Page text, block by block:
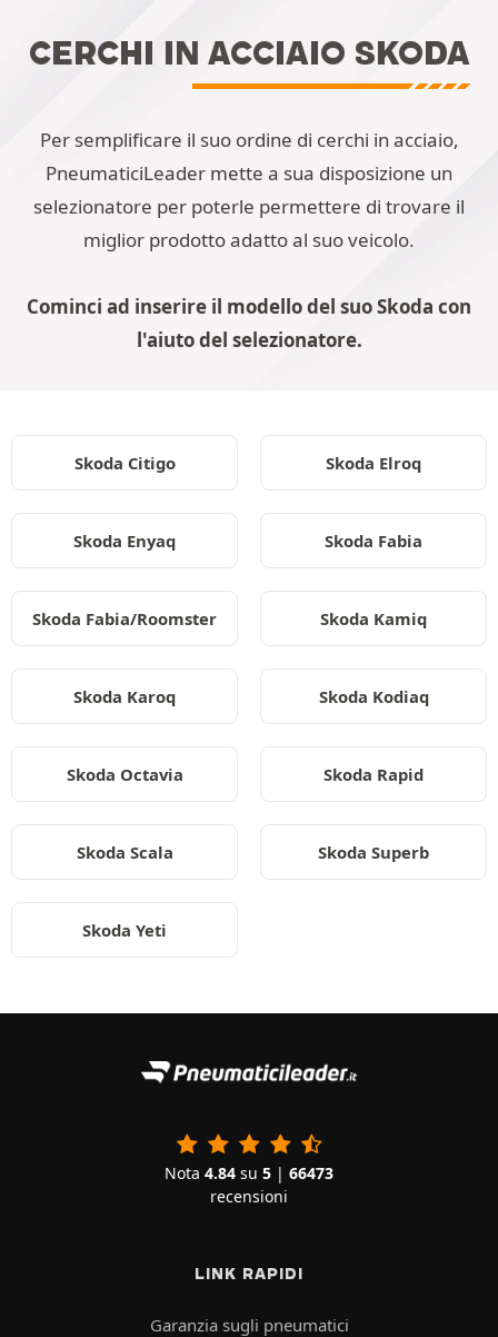
CERCHI IN ACCIAIO SKODA
Per semplificare il suo ordine di cerchi in acciaio,
PneumaticiLeader mette a sua disposizione un
selezionatore per poterle permettere di trovare il
miglior prodotto adatto al suo veicolo.
Cominci ad inserire il modello del suo Skoda con
l'aiuto del selezionatore.
Skoda Citigo Skoda Elroq
Skoda Enyaq Skoda Fabia
Skoda Fabia/Roomster Skoda Kamiq
Skoda Karoq Skoda Kodiaq
Skoda Octavia Skoda Rapid
Skoda Scala Skoda Superb
Skoda Yeti
Nota 4.84 su 5 | 66473
recensioni
LINK RAPIDI
Garanzia sugli pneumatici